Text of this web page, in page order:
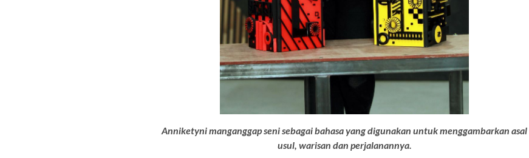
Anniketyni manganggap seni sebagai bahasa yang digunakan untuk menggambarkan asal
usul, warisan dan perjalanannya.